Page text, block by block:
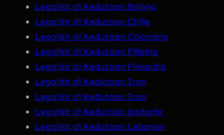
Legalisir di Kedutaan Bolivia
Legalisir di Kedutaan Chille
Legalisir di Kedutaan Colombia
Legalisir di Kedutaan Filipina
Legalisir di Kedutaan Finlandia
Legalisir di Kedutaan Iran
Legalisir di Kedutaan Iraq
Legalisir di Kedutaan Jordania
Legalisir di Kedutaan Lebanon